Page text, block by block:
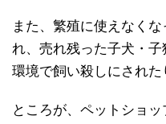
また、繁殖に使えなく
れ、売れ残った子犬・
環境で飼い殺しにされた
ところが、ペットショ